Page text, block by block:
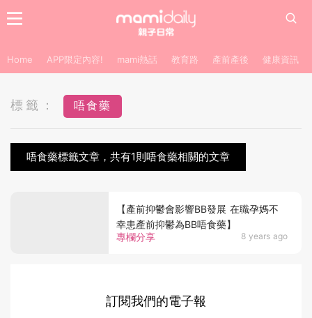
Home APP限定內容! mami熱話 教育路 產前產後 健康資訊
標籤： 唔食藥
唔食藥標籤文章，共有1則唔食藥相關的文章
專欄分享 8 years ago
【產前抑鬱會影響BB發展 在職孕媽不
幸患產前抑鬱為BB唔食藥】
訂閱我們的電子報